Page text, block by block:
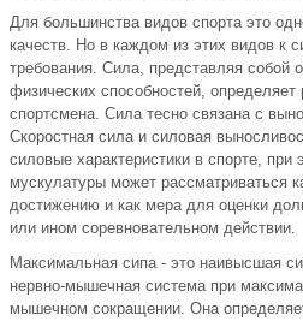
Для большинства видов спорта это
качеств. Но в каждом из этих видов к
требования. Сила, представляя собой
физических способностей, определяет
спортсмена. Сила тесно связана с
Скоростная сила и силовая
силовые характеристики в спорте,
мускулатуры может рассматриваться
достижению и как мера для оценки
или ином соревновательном действии.
Максимальная сипа - это наивысшая
нервно-мышечная система при
мышечном сокращении. Она